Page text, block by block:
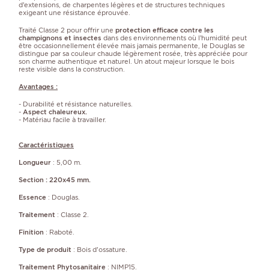
d’extensions, de charpentes légères et de structures techniques
exigeant une résistance éprouvée.
Traité Classe 2 pour offrir une protection efficace contre les
champignons et insectes dans des environnements où l’humidité peut
être occasionnellement élevée mais jamais permanente, le Douglas se
distingue par sa couleur chaude légèrement rosée, très appréciée pour
son charme authentique et naturel. Un atout majeur lorsque le bois
reste visible dans la construction.
Avantages :
- Durabilité et résistance naturelles.
- Aspect chaleureux.
- Matériau facile à travailler.
Caractéristiques
Longueur : 5,00 m.
Section : 220x45 mm.
Essence : Douglas.
Traitement : Classe 2.
Finition : Raboté.
Type de produit : Bois d'ossature.
Traitement Phytosanitaire : NIMP15.